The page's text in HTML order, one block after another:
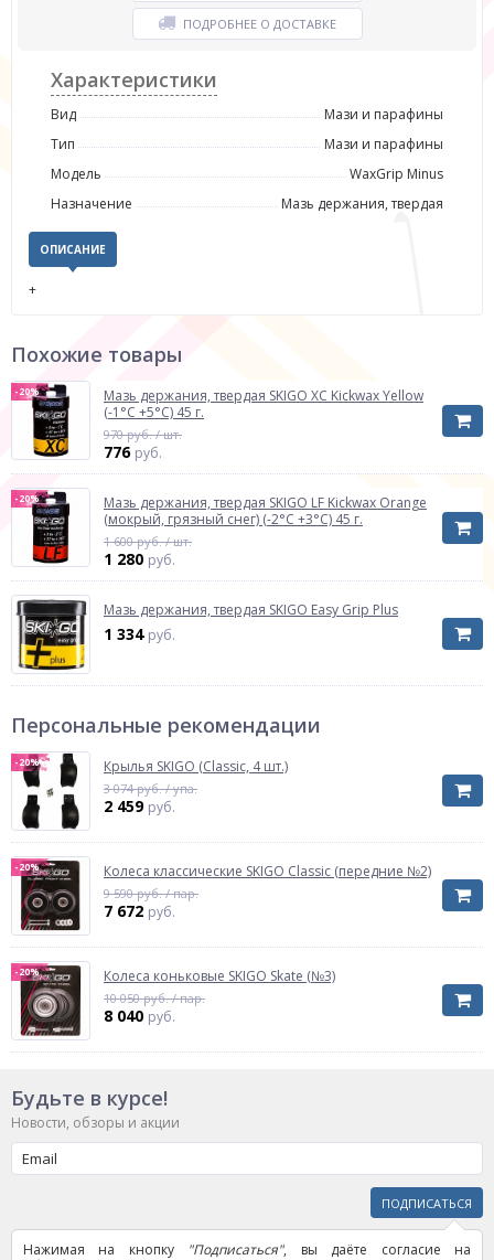
ПОДРОБНЕЕ О ДОСТАВКЕ
Характеристики
Вид
Мази и парафины
Тип
Мази и парафины
Модель
WaxGrip Minus
Назначение
Мазь держания, твердая
ОПИСАНИЕ
+
Похожие товары
-20%
Мазь держания, твердая SKIGO XC Kickwax Yellow
(-1°С +5°С) 45 г.
970 руб. / шт.
776 руб.
-20%
Мазь держания, твердая SKIGO LF Kickwax Orange
(мокрый, грязный снег) (-2°С +3°С) 45 г.
1 600 руб. / шт.
1 280 руб.
Мазь держания, твердая SKIGO Easy Grip Plus
1 334 руб.
Персональные рекомендации
-20% Крылья SKIGO (Classic, 4 шт.)
3 074 руб. / упа.
2 459 руб.
-20% Колеса классические SKIGO Classic (передние №2)
9 590 руб. / пар.
7 672 руб.
-20% Колеса коньковые SKIGO Skate (№3)
10 050 руб. / пар.
8 040 руб.
Будьте в курсе!
Новости, обзоры и акции
ПОДПИСАТЬСЯ
Нажимая на кнопку "Подписаться", вы даёте согласие на